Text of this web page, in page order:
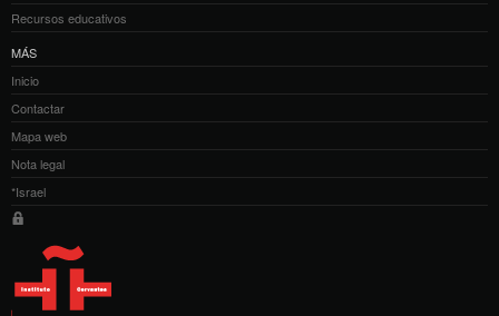
Recursos educativos
MÁS
Inicio
Contactar
Mapa web
Nota legal
*Israel